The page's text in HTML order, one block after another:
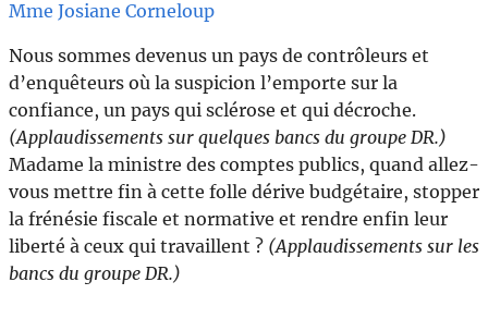
Mme Josiane Corneloup
Nous sommes devenus un pays de contrôleurs et
d’enquêteurs où la suspicion l’emporte sur la
confiance, un pays qui sclérose et qui décroche.
(Applaudissements sur quelques bancs du groupe DR.)
Madame la ministre des comptes publics, quand allez-
vous mettre fin à cette folle dérive budgétaire, stopper
la frénésie fiscale et normative et rendre enfin leur
liberté à ceux qui travaillent ? (Applaudissements sur les
bancs du groupe DR.)